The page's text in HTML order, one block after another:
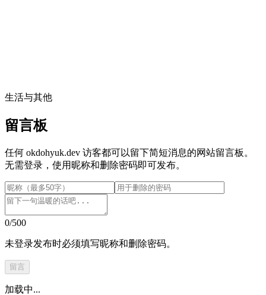
生活与其他
留言板
任何 okdohyuk.dev 访客都可以留下简短消息的网站留言板。
无需登录，使用昵称和删除密码即可发布。
0/500
未登录发布时必须填写昵称和删除密码。
留言
加载中...